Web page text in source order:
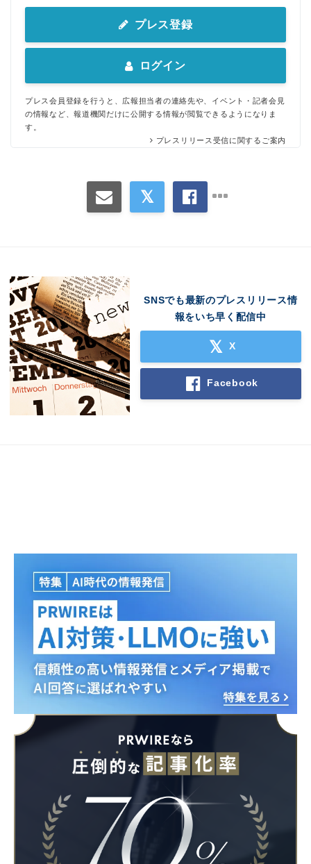
プレス登録
ログイン
プレス会員登録を行うと、広報担当者の連絡先や、イベント・記者会見
の情報など、報道機関だけに公開する情報が閲覧できるようになりま
す。
プレスリリース受信に関するご案内
SNSでも最新のプレスリリース情
報をいち早く配信中
X
Facebook